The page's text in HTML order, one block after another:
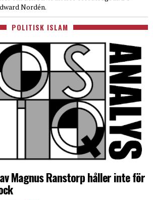
Nordén.
POLITISK ISLAM
Magnus Ranstorp håller inte för